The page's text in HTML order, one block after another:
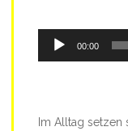
Audio-
Player
00:00
Im Alltag